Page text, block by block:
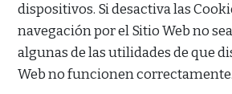
dispositivos. Si desactiva las
navegación por el Sitio Web no
algunas de las utilidades de que
Web no funcionen correctamente.